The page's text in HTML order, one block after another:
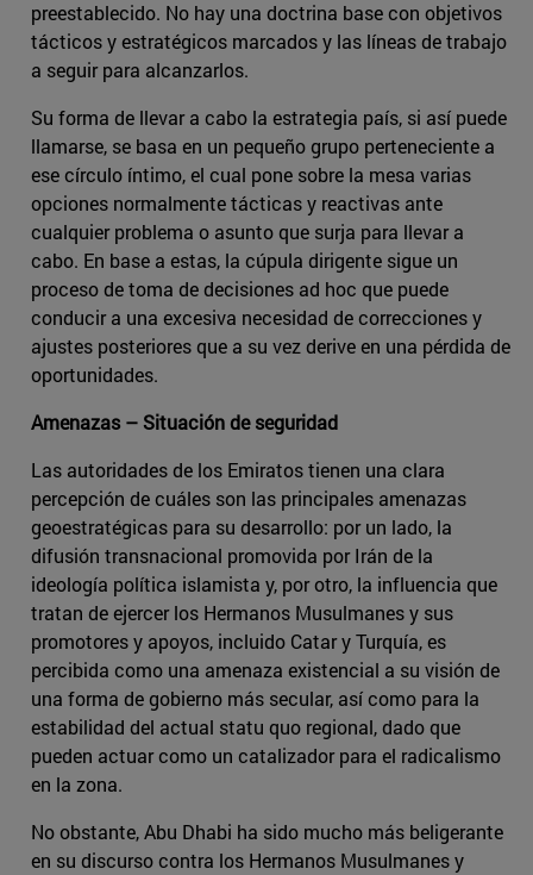
preestablecido. No hay una doctrina base con objetivos
tácticos y estratégicos marcados y las líneas de trabajo
a seguir para alcanzarlos.
Su forma de llevar a cabo la estrategia país, si así puede
llamarse, se basa en un pequeño grupo perteneciente a
ese círculo íntimo, el cual pone sobre la mesa varias
opciones normalmente tácticas y reactivas ante
cualquier problema o asunto que surja para llevar a
cabo. En base a estas, la cúpula dirigente sigue un
proceso de toma de decisiones ad hoc que puede
conducir a una excesiva necesidad de correcciones y
ajustes posteriores que a su vez derive en una pérdida de
oportunidades.
Amenazas – Situación de seguridad
Las autoridades de los Emiratos tienen una clara
percepción de cuáles son las principales amenazas
geoestratégicas para su desarrollo: por un lado, la
difusión transnacional promovida por Irán de la
ideología política islamista y, por otro, la influencia que
tratan de ejercer los Hermanos Musulmanes y sus
promotores y apoyos, incluido Catar y Turquía, es
percibida como una amenaza existencial a su visión de
una forma de gobierno más secular, así como para la
estabilidad del actual statu quo regional, dado que
pueden actuar como un catalizador para el radicalismo
en la zona.
No obstante, Abu Dhabi ha sido mucho más beligerante
en su discurso contra los Hermanos Musulmanes y